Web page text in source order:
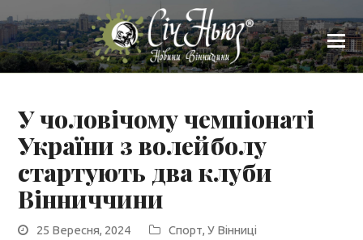
У чоловічому чемпіонаті
України з волейболу
стартують два клуби
Вінниччини
25 Вересня, 2024 Спорт,У Вінниці